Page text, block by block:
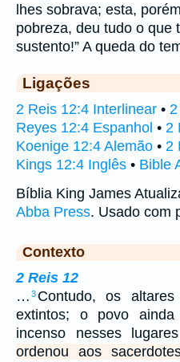
lhes sobrava; esta,
pobreza, deu tudo o que
sustento!” A queda do
Ligações
2 Reis 12:4 Interlinear •
Reyes 12:4 Espanhol • 2
Koenige 12:4 Alemão • 2
Kings 12:4 Inglês • Bible
Bíblia King James
Abba Press. Usado com
Contexto
2 Reis 12
… 3 Contudo, os
extintos; o povo ainda
incenso nesses
ordenou aos